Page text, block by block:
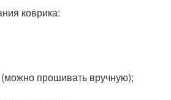
коврика:
прошивать вручную);